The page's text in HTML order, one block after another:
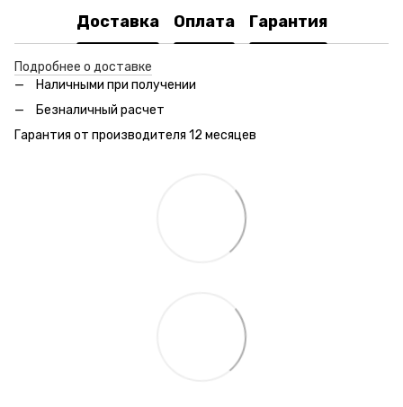
Доставка Оплата Гарантия
Подробнее о доставке
Наличными при получении
Безналичный расчет
Гарантия от производителя 12 месяцев